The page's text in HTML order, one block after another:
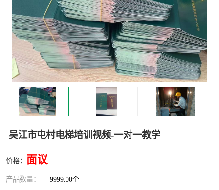
吴江市屯村电梯培训视频-一对一教学
价格： 面议
产品数量： 9999.00个
叉车工培训学校 叉车技能培训
学叉车培训技巧 专业叉车培训
叉车培训中心 叉车操作证培训复审
叉车司机培训 焊工培训
行车起重机培训 登高证培训